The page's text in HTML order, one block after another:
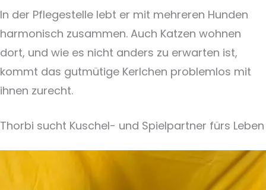
In der Pflegestelle lebt er mit mehreren Hunden
harmonisch zusammen. Auch Katzen wohnen
dort, und wie es nicht anders zu erwarten ist,
kommt das gutmütige Kerlchen problemlos mit
ihnen zurecht.
Thorbi sucht Kuschel- und Spielpartner fürs Leben